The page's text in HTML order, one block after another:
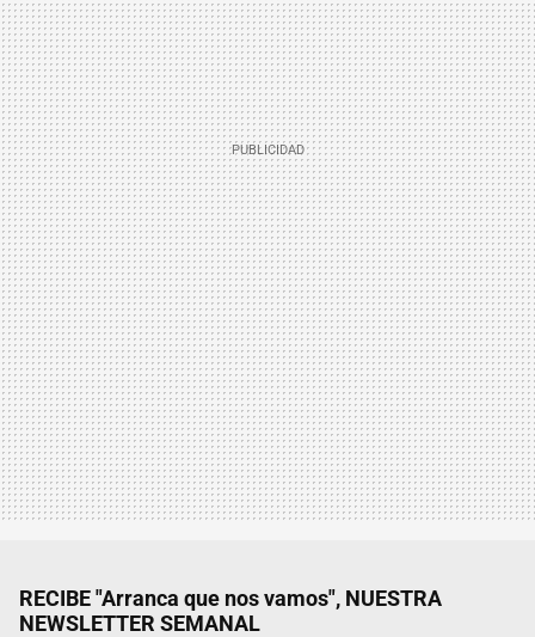
RECIBE "Arranca que nos vamos", NUESTRA
NEWSLETTER SEMANAL